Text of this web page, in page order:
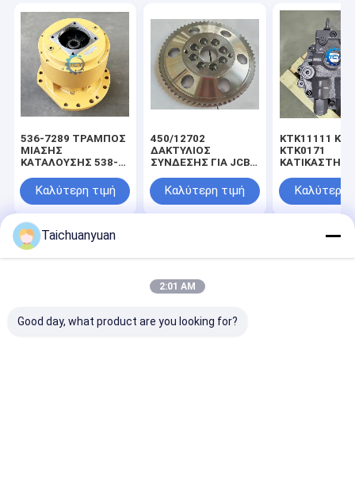
536-7289 ΤΡΑΜΠΟΣ
ΜΙΑΣΗΣ
ΚΑΤΑΛΟΥΣΗΣ 538-
κατηγορίες 349GC
349D2
Καλύτερη τιμή
450/12702
ΔΑΚΤΥΛΙΟΣ
ΣΥΝΔΕΣΗΣ ΓΙΑ JCB
Καλύτερη τιμή
ΚΤΚ11111
ΚΤΚ0171
ΚΑΤΙΚΑΣΤΗΣΗ
SUMITOMO
Καλύτερη
Σελίδα
εμείς
Site
Sitemap
Privacy Policy
Construction Machinery Co., Ltd.. All Rights Reserved.
Taichuanyuan
2:01 AM
Good day, what product are you looking for?